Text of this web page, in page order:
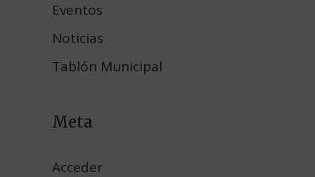
Eventos
Noticias
Tablón Municipal
Meta
Acceder